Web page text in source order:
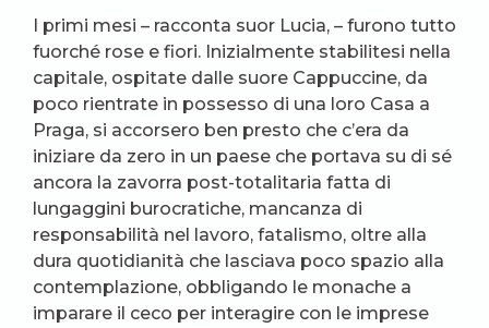
I primi mesi – racconta suor Lucia, – furono tutto
fuorché rose e fiori. Inizialmente stabilitesi nella
capitale, ospitate dalle suore Cappuccine, da
poco rientrate in possesso di una loro Casa a
Praga, si accorsero ben presto che c’era da
iniziare da zero in un paese che portava su di sé
ancora la zavorra post-totalitaria fatta di
lungaggini burocratiche, mancanza di
responsabilità nel lavoro, fatalismo, oltre alla
dura quotidianità che lasciava poco spazio alla
contemplazione, obbligando le monache a
imparare il ceco per interagire con le imprese